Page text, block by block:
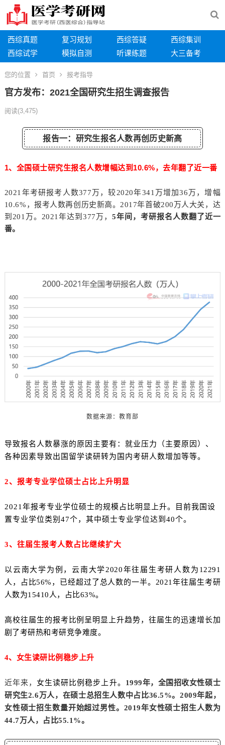
西综真题 复习规划 西综答疑
西综集训
西综试学
模拟自测 听课练题 大三备考
您的位置 首页 报考指导
官方发布：2021全国研究生招生调查报告
阅读(3,475)
报告一：研究生报名人数再创历史新高
1、全国硕士研究生报名人数增幅达到10.6%，去年翻了近一番
2021年考研报考人数377万，较2020年341万增加36万，增幅
10.6%，报考人数再创历史新高。 2017年首破200万人大关，达
到201万。2021年达到377万，5年间，考研报名人数翻了近一
番。
数据来源：教育部
导致报名人数暴涨的原因主要有：就业压力（主要原因）、
各种因素导致出国留学读研转为国内考研人数增加等等。
2、报考专业学位硕士占比上升明显
2021年报考专业学位硕士的规模占比明显上升。目前我国设
置专业学位类别47个，其中硕士专业学位达到40个。
3、往届生报考人数占比继续扩大
以云南大学为例，云南大学2020年往届生考研人数为12291
人，占比56%，已经超过了总人数的一半。2021年往届生考研
人数为15410人，占比63%。
高校往届生的报考比例呈明显上升趋势，往届生的迅速增长加
剧了考研热和考研竞争难度。
4、女生读研比例稳步上升
近年来，女生读研比例稳步上升。 1999年，全国招收女性硕士
研究生2.6万人，在硕士总招生人数中占比36.5%。2009年起，
女性硕士招生数量开始超过男性。2019年女性硕士招生人数为
44.7万人，占比55.1%。